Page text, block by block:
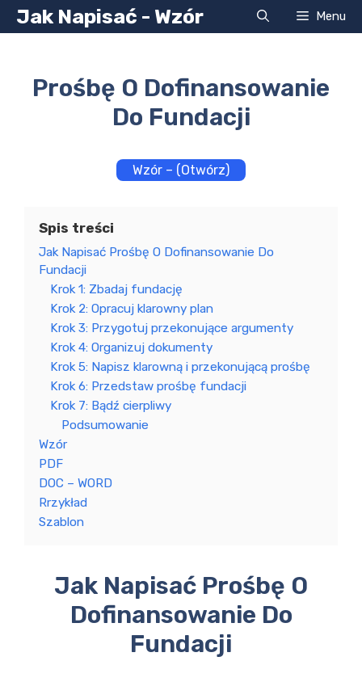
Przejdź
do
Jak Napisać - Wzór Menu
Prośbę O Dofinansowanie
Do Fundacji
Wzór – (Otwórz)
Spis treści
Jak Napisać Prośbę O Dofinansowanie Do
Fundacji
Krok 1: Zbadaj fundację
Krok 2: Opracuj klarowny plan
Krok 3: Przygotuj przekonujące argumenty
Krok 4: Organizuj dokumenty
Krok 5: Napisz klarowną i przekonującą prośbę
Krok 6: Przedstaw prośbę fundacji
Krok 7: Bądź cierpliwy
Podsumowanie
Wzór
PDF
DOC – WORD
Rrzykład
Szablon
Jak Napisać Prośbę O
Dofinansowanie Do
Fundacji